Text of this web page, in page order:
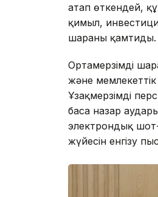
атап өткендей,
қимыл,
шараны қамтиды.
Ортамерзімді
және мемлекеттік
Ұзақмерзімді
баса назар
электрондық
жүйесін енгізу